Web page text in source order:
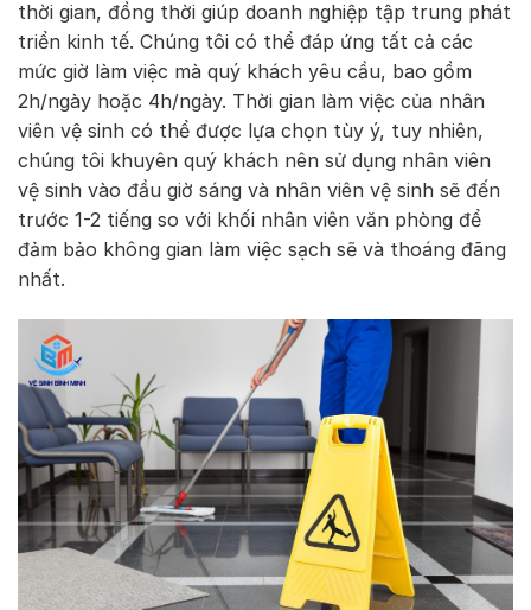
thời gian, đồng thời giúp doanh nghiệp tập trung phát
triển kinh tế. Chúng tôi có thể đáp ứng tất cả các
mức giờ làm việc mà quý khách yêu cầu, bao gồm
2h/ngày hoặc 4h/ngày. Thời gian làm việc của nhân
viên vệ sinh có thể được lựa chọn tùy ý, tuy nhiên,
chúng tôi khuyên quý khách nên sử dụng nhân viên
vệ sinh vào đầu giờ sáng và nhân viên vệ sinh sẽ đến
trước 1-2 tiếng so với khối nhân viên văn phòng để
đảm bảo không gian làm việc sạch sẽ và thoáng đãng
nhất.